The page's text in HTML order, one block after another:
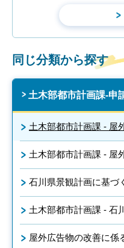
同じ分類から探す
土木部都市計画課-申
土木部都市計画課 - 屋
土木部都市計画課 - 屋
石川県景観計画に基づ
土木部都市計画課 - 石
屋外広告物の改善に係